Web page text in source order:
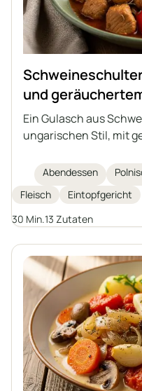
und
Ein Gulasch aus
ungarischen Stil, mit
aromatisches
sättigendes
zu Grütze, Kartoffeln
Abendessen
Fleisch
Eintopfgericht
30 Min.13 Zutaten